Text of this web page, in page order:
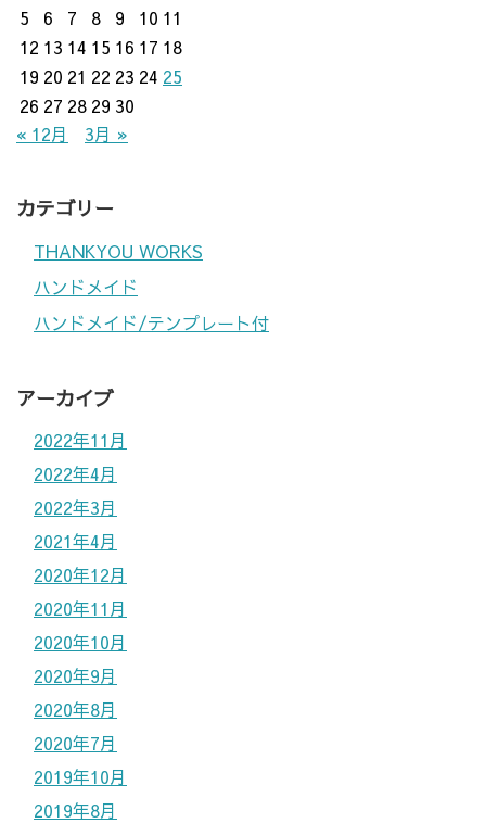
5
6 7 8 9 10 11
12 13 14 15 16 17 18
19 20 21 22 23 24 25
26 27 28 29 30
« 12月
3月 »
カテゴリー
THANKYOU WORKS
ハンドメイド
ハンドメイド/テンプレート付
アーカイブ
2022年11月
2022年4月
2022年3月
2021年4月
2020年12月
2020年11月
2020年10月
2020年9月
2020年8月
2020年7月
2019年10月
2019年8月